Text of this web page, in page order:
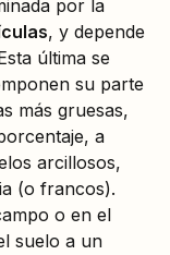
por la
, y depende
última se
su parte
más gruesas,
a
arcillosos,
(o francos).
o en el
suelo a un